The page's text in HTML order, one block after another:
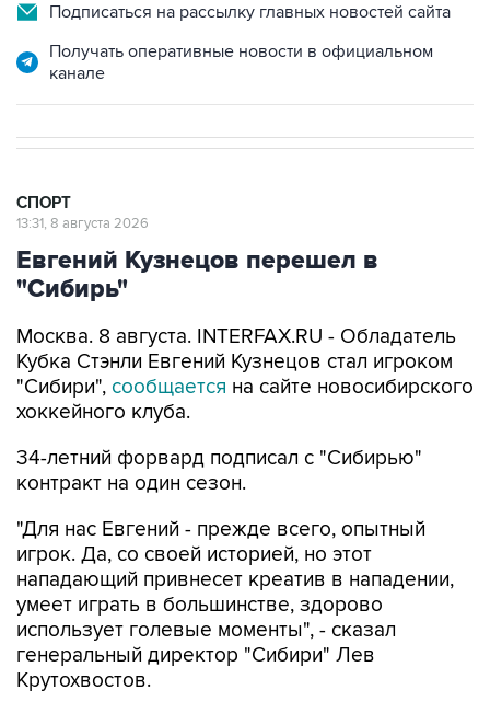
Подписаться на рассылку главных новостей сайта
Получать оперативные новости в официальном
канале
СПОРТ
13:31, 8 августа 2026
Евгений Кузнецов перешел в
"Сибирь"
Москва. 8 августа. INTERFAX.RU - Обладатель
Кубка Стэнли Евгений Кузнецов стал игроком
"Сибири", сообщается на сайте новосибирского
хоккейного клуба.
34-летний форвард подписал с "Сибирью"
контракт на один сезон.
"Для нас Евгений - прежде всего, опытный
игрок. Да, со своей историей, но этот
нападающий привнесет креатив в нападении,
умеет играть в большинстве, здорово
использует голевые моменты", - сказал
генеральный директор "Сибири" Лев
Крутохвостов.